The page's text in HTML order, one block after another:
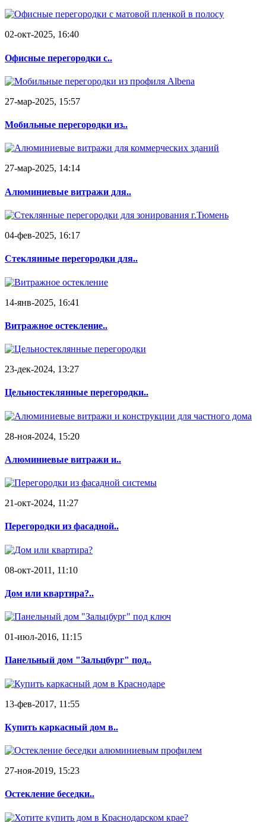
02-окт-2025, 16:40
Офисные перегородки с..
27-мар-2025, 15:57
Мобильные перегородки из..
27-мар-2025, 14:14
Алюминиевые витражи для..
04-фев-2025, 16:17
Стеклянные перегородки для..
14-янв-2025, 16:41
Витражное остекление..
23-дек-2024, 13:27
Цельностеклянные перегородки..
28-ноя-2024, 15:20
Алюминиевые витражи и..
21-окт-2024, 11:27
Перегородки из фасадной..
08-окт-2011, 11:10
Дом или квартира?..
01-июл-2016, 11:15
Панельный дом "Зальцбург" под..
13-фев-2017, 11:55
Купить каркасный дом в..
27-ноя-2019, 15:23
Остекление беседки..